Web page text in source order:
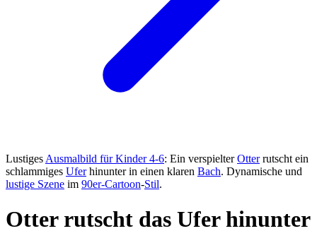
Lustiges Ausmalbild für Kinder 4-6: Ein verspielterOtterrutscht ein
schlammiges Uferhinunter in einen klaren Bach. Dynamische und
lustige Szene im 90er-Cartoon-Stil.
Otter rutscht das Ufer hinunter